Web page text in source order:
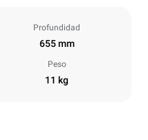
Profundidad
655 mm
Peso
11 kg